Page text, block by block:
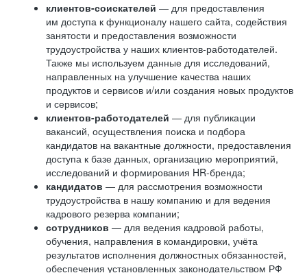
клиентов-соискателей — для предоставления
им доступа к функционалу нашего сайта, содействия
занятости и предоставления возможности
трудоустройства у наших клиентов-работодателей.
Также мы используем данные для исследований,
направленных на улучшение качества наших
продуктов и сервисов и/или создания новых продуктов
и сервисов;
клиентов-работодателей — для публикации
вакансий, осуществления поиска и подбора
кандидатов на вакантные должности, предоставления
доступа к базе данных, организацию мероприятий,
исследований и формирования HR-бренда;
кандидатов — для рассмотрения возможности
трудоустройства в нашу компанию и для ведения
кадрового резерва компании;
сотрудников — для ведения кадровой работы,
обучения, направления в командировки, учёта
результатов исполнения должностных обязанностей,
обеспечения установленных законодательством РФ